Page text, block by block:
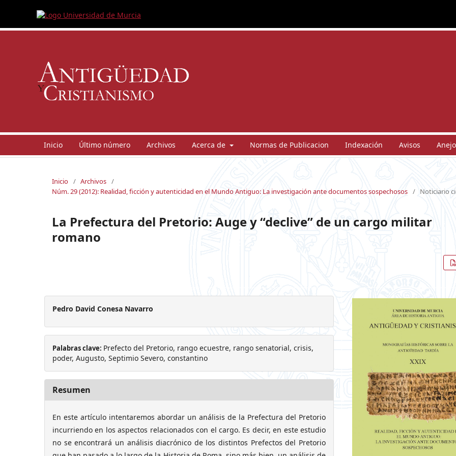
Inicio Último número Archivos Acerca de Normas de Publicacion Indexación Avisos
Inicio / Archivos /
Núm. 29 (2012): Realidad, ficción y autenticidad en el Mundo Antiguo: La investigación ante documentos sospechosos / Noticiario
La Prefectura del Pretorio: Auge y “declive” de un cargo militar
romano
Pedro David Conesa Navarro
Palabras clave: Prefecto del Pretorio, rango ecuestre, rango senatorial, crisis,
poder, Augusto, Septimio Severo, constantino
Resumen
En este artículo intentaremos abordar un análisis de la Prefectura del Pretorio
incurriendo en los aspectos relacionados con el cargo. Es decir, en este estudio
no se encontrará un análisis diacrónico de los distintos Prefectos del Pretorio